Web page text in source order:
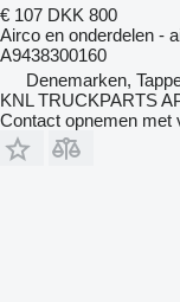
€ 107 DKK 800
Airco en onderdelen -
A9438300160
Denemarken,
KNL TRUCKPARTS
Contact opnemen met